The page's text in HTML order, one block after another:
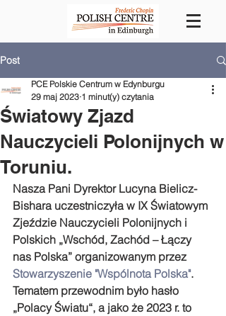
Post
Światowy Zjazd
Nauczycieli Polonijnych w
Toruniu.
PCE Polskie Centrum w Edynburgu
29 maj 2023 1 minut(y) czytania
Nasza Pani Dyrektor Lucyna Bielicz-
Bishara uczestniczyła w IX Światowym
Zjeździe Nauczycieli Polonijnych i
Polskich „Wschód, Zachód – Łączy
nas Polska” organizowanym przez
Stowarzyszenie "Wspólnota Polska".
Tematem przewodnim było hasło
„Polacy Światu“, a jako że 2023 r. to